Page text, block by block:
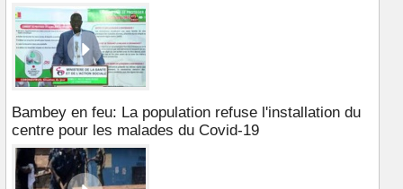
Bambey en feu: La population refuse l'installation du
centre pour les malades du Covid-19